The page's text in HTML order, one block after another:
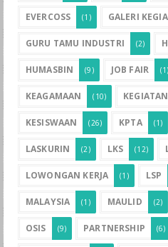
EVERCOSS (1) GALERI
GURU TAMU INDUSTRI (2)
HUMASBIN (9) JOB FAIR (1)
KEAGAMAAN (10)
KESISWAAN (26) KPTA (1)
LASKURIN (2) LKS (12)
LOWONGAN KERJA (1) LSP
MALAYSIA (1) MAULID (2)
OSIS (9) PARTNERSHIP (6)